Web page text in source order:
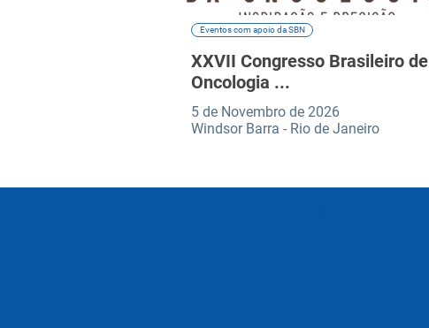
Eventos com apoio da SBN
XXVII Congresso Brasileiro de
Oncologia ...
5 de Novembro de 2026
Windsor Barra - Rio de Janeiro